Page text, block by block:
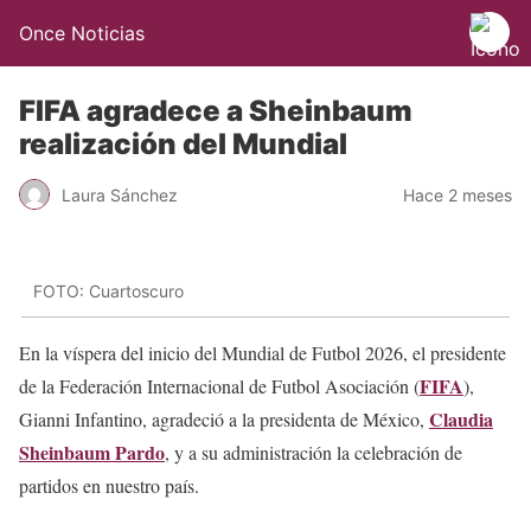
Once Noticias
FIFA agradece a Sheinbaum
realización del Mundial
Laura Sánchez Hace 2 meses
FOTO: Cuartoscuro
En la víspera del inicio del Mundial de Futbol 2026, el presidente
de la Federación Internacional de Futbol Asociación (FIFA),
Gianni Infantino, agradeció a la presidenta de México, Claudia
Sheinbaum Pardo, y a su administración la celebración de
partidos en nuestro país.